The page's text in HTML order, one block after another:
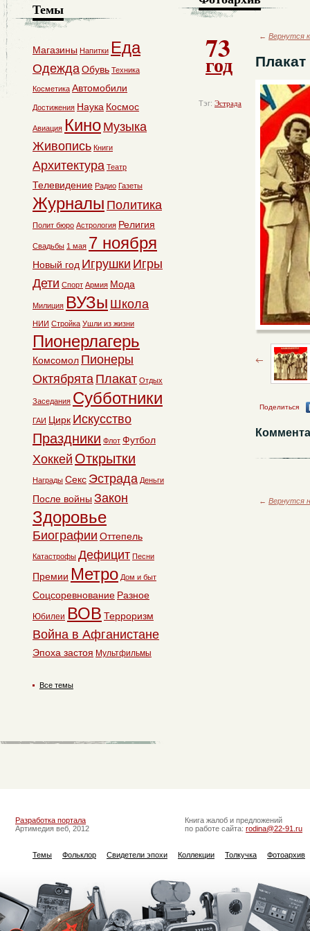
73
год
Тэг: Эстрада
← Вернутся
Поделиться
← Вернутся
Темы
Магазины Напитки Еда
ОдеждаОбувь Техника
Косметика Автомобили
Достижения Наука Космос
Авиация Кино Музыка
Живопись Книги
Архитектура Театр
Телевидение Радио Газеты
Журналы Политика
Полит бюро Астрология Религия
Свадьбы 1 мая 7 ноября
Новый год Игрушки Игры
Дети Спорт Армия Мода
Милиция ВУЗы Школа
НИИ Стройка Ушли из жизни
Пионерлагерь
Комсомол Пионеры
Октябрята Плакат Отдых
Заседания Субботники
ГАИ Цирк Искусство
Праздники Флот Футбол
Хоккей Открытки
Награды Секс Эстрада Деньги
После войны Закон
Здоровье
Биографии Оттепель
Катастрофы Дефицит Песни
Премии Метро Дом и быт
Соцсоревнование Разное
Юбилеи ВОВ Терроризм
Война в Афганистане
Эпоха застоя Мультфильмы
Все темы
Разработка портала
Артимедия веб, 2012
Книга жалоб и предложений
по работе сайта: rodina@22-91.ru
Темы Фольклор Свидетели эпохи Коллекции Толкучка Фотоархив